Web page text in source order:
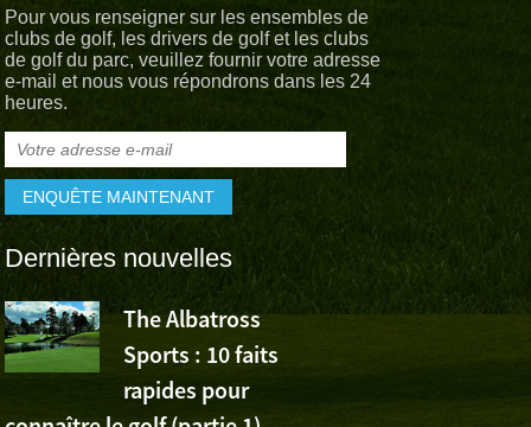
Pour vous renseigner sur les ensembles de
clubs de golf, les drivers de golf et les clubs
de golf du parc, veuillez fournir votre adresse
e-mail et nous vous répondrons dans les 24
heures.
Dernières nouvelles
The Albatross
Sports : 10 faits
rapides pour
L’Albatross